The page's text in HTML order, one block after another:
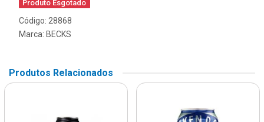
Produto Esgotado
Código: 28868
Marca: BECKS
Produtos Relacionados